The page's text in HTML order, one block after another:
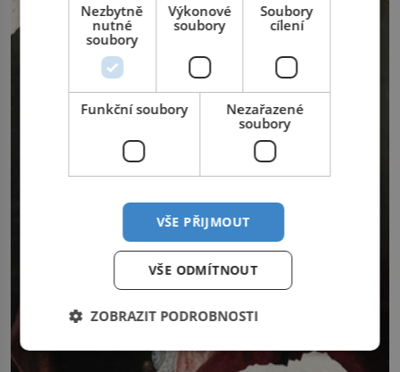
Nezbytně
nutné
soubory
Výkonové
soubory
Soubory
cílení
Funkční soubory
Nezařazené
soubory
VŠE PŘIJMOUT
VŠE ODMÍTNOUT
ZOBRAZIT PODROBNOSTI